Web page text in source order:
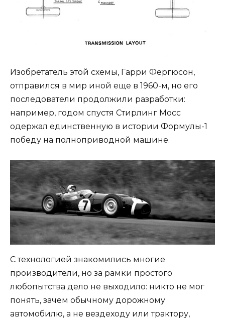
Изобретатель этой схемы, Гарри Фергюсон,
отправился в мир иной еще в 1960-м, но его
последователи продолжили разработки:
например, годом спустя Стирлинг Мосс
одержал единственную в истории Формулы-1
победу на полноприводной машине.
С технологией знакомились многие
производители, но за рамки простого
любопытства дело не выходило: никто не мог
понять, зачем обычному дорожному
автомобилю, а не вездеходу или трактору,